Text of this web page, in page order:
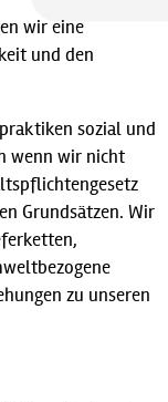
wir eine
und den
sozial und
wenn wir nicht
Grundsätzen. Wir
zu unseren